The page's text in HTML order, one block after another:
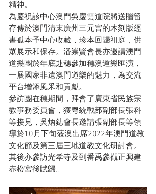
精神。
為慶祝該中心澳門吳慶雲道院將送贈留
存傳於澳門清末廣州三元宮的木刻版經
書孤本予中心收藏，珍本回歸祖庭，供
眾展示和保存。潘崇賢會長亦邀請澳門
道樂團於年底赴穗參加穗澳道樂匯演，
一展國家非遺澳門道樂的魅力，為交流
平台增添風釆和貢獻。
參訪團在穗期間，拜會了廣東省民族宗
教事務委員會，獲粵統戰部副部長張科
等接見，吳炳鋕會長邀請張副部長等領
導於10月下旬蒞澳出席2022年澳門道教
文化節及第三屆三地道教文化研討會。
其後亦參訪光孝寺及到番禹參觀正興建
赤松宮後賦歸。